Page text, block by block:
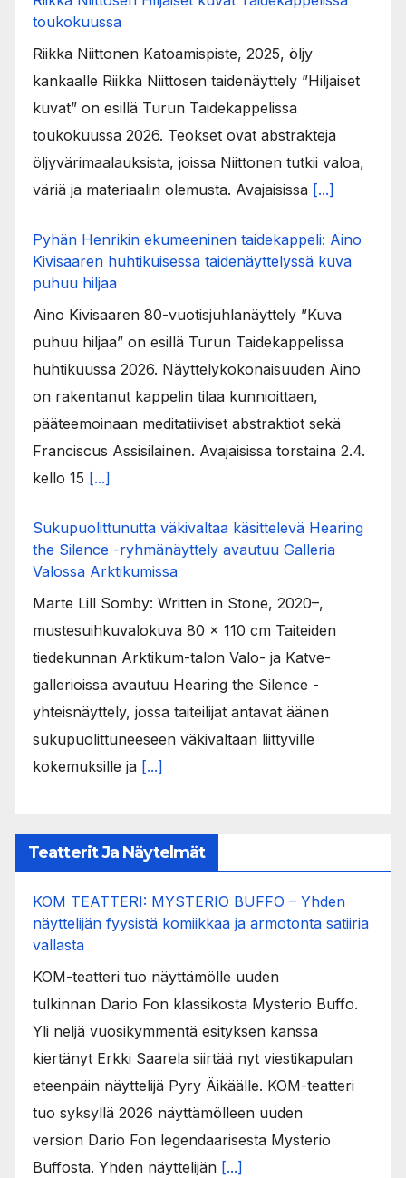
toukokuussa
Riikka Niittonen Katoamispiste, 2025, öljy
kankaalle Riikka Niittosen taidenäyttely ”Hiljaiset
kuvat” on esillä Turun Taidekappelissa
toukokuussa 2026. Teokset ovat abstrakteja
öljyvärimaalauksista, joissa Niittonen tutkii valoa,
väriä ja materiaalin olemusta. Avajaisissa [...]
Pyhän Henrikin ekumeeninen taidekappeli: Aino
Kivisaaren huhtikuisessa taidenäyttelyssä kuva
puhuu hiljaa
Aino Kivisaaren 80-vuotisjuhlanäyttely ”Kuva
puhuu hiljaa” on esillä Turun Taidekappelissa
huhtikuussa 2026. Näyttelykokonaisuuden Aino
on rakentanut kappelin tilaa kunnioittaen,
pääteemoinaan meditatiiviset abstraktiot sekä
Franciscus Assisilainen. Avajaisissa torstaina 2.4.
kello 15 [...]
Sukupuolittunutta väkivaltaa käsittelevä Hearing
the Silence -ryhmänäyttely avautuu Galleria
Valossa Arktikumissa
Marte Lill Somby: Written in Stone, 2020–,
mustesuihkuvalokuva 80 x 110 cm Taiteiden
tiedekunnan Arktikum-talon Valo- ja Katve-
gallerioissa avautuu Hearing the Silence -
yhteisnäyttely, jossa taiteilijat antavat äänen
sukupuolittuneeseen väkivaltaan liittyville
kokemuksille ja [...]
Teatterit Ja Näytelmät
KOM TEATTERI: MYSTERIO BUFFO – Yhden
näyttelijän fyysistä komiikkaa ja armotonta satiiria
vallasta
KOM-teatteri tuo näyttämölle uuden
tulkinnan Dario Fon klassikosta Mysterio Buffo.
Yli neljä vuosikymmentä esityksen kanssa
kiertänyt Erkki Saarela siirtää nyt viestikapulan
eteenpäin näyttelijä Pyry Äikäälle. KOM-teatteri
tuo syksyllä 2026 näyttämölleen uuden
version Dario Fon legendaarisesta Mysterio
Buffosta. Yhden näyttelijän [...]